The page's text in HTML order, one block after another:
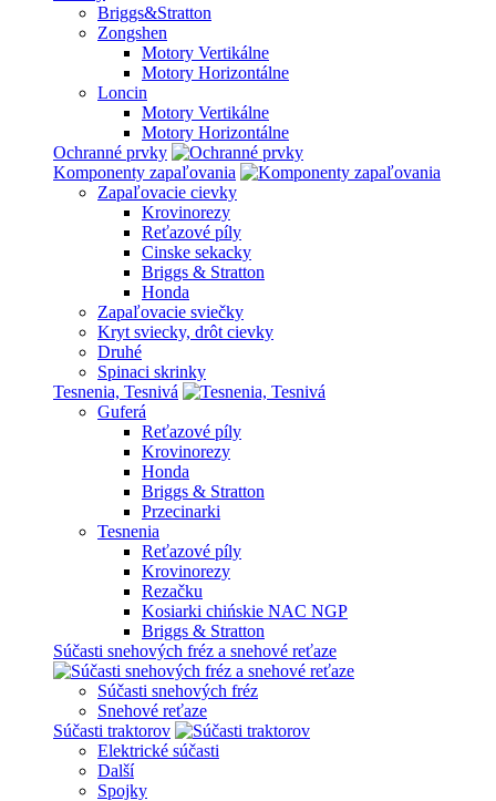
Briggs&Stratton
Zongshen
Motory Vertikálne
Motory Horizontálne
Loncin
Motory Vertikálne
Motory Horizontálne
Ochranné prvky
Komponenty zapaľovania
Zapaľovacie cievky
Krovinorezy
Reťazové píly
Cinske sekacky
Briggs & Stratton
Honda
Zapaľovacie sviečky
Kryt sviecky, drôt cievky
Druhé
Spinaci skrinky
Tesnenia, Tesnivá
Guferá
Reťazové píly
Krovinorezy
Honda
Briggs & Stratton
Przecinarki
Tesnenia
Reťazové píly
Krovinorezy
Rezačku
Kosiarki chińskie NAC NGP
Briggs & Stratton
Súčasti snehových fréz a snehové reťaze
Súčasti snehových fréz
Snehové reťaze
Súčasti traktorov
Elektrické súčasti
Další
Spojky